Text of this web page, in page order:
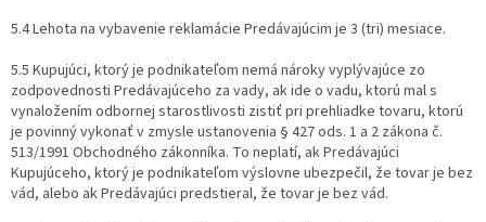
5.4 Lehota na vybavenie reklamácie Predávajúcim je 3 (tri) mesiace.
5.5 Kupujúci, ktorý je podnikateľom nemá nároky vyplývajúce zo
zodpovednosti Predávajúceho za vady, ak ide o vadu, ktorú mal s
vynaložením odbornej starostlivosti zistiť pri prehliadke tovaru, ktorú
je povinný vykonať v zmysle ustanovenia § 427 ods. 1 a 2 zákona č.
513/1991 Obchodného zákonníka. To neplatí, ak Predávajúci
Kupujúceho, ktorý je podnikateľom výslovne ubezpečil, že tovar je bez
vád, alebo ak Predávajúci predstieral, že tovar je bez vád.